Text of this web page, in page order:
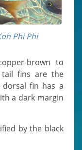
Phi Phi
tail fins are the
fin has a
a dark margin